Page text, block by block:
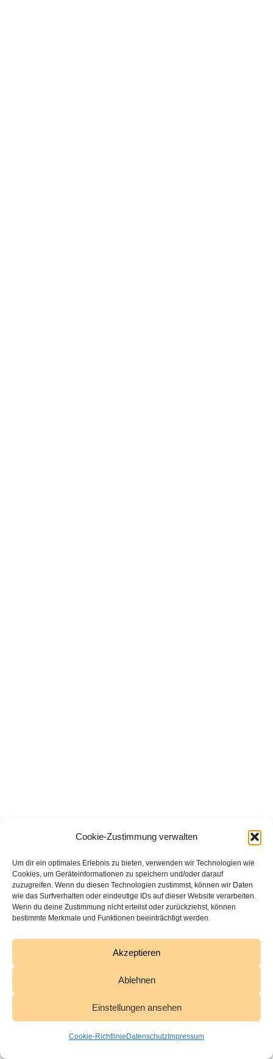
Cookie-Zustimmung verwalten
Um dir ein optimales Erlebnis zu bieten, verwenden wir Technologien wie
Cookies, um Geräteinformationen zu speichern und/oder darauf
zuzugreifen. Wenn du diesen Technologien zustimmst, können wir Daten
wie das Surfverhalten oder eindeutige IDs auf dieser Website verarbeiten.
Wenn du deine Zustimmung nicht erteilst oder zurückziehst, können
bestimmte Merkmale und Funktionen beeinträchtigt werden.
Akzeptieren
Ablehnen
Einstellungen ansehen
Cookie-Richtlinie Datenschutz Impressum